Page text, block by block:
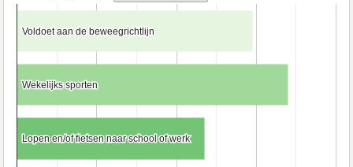
Voldoet aan de beweegrichtlijn
Voldoet aan de beweegrichtlijn
Wekelijks sporten
Wekelijks sporten
Lopen en/of fietsen naar school of werk
Lopen en/of fietsen naar school of werk